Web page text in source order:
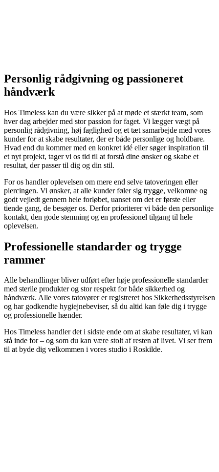
Personlig rådgivning og passioneret
håndværk
Hos Timeless kan du være sikker på at møde et stærkt team, som
hver dag arbejder med stor passion for faget. Vi lægger vægt på
personlig rådgivning, høj faglighed og et tæt samarbejde med vores
kunder for at skabe resultater, der er både personlige og holdbare.
Hvad end du kommer med en konkret idé eller søger inspiration til
et nyt projekt, tager vi os tid til at forstå dine ønsker og skabe et
resultat, der passer til dig og din stil.
For os handler oplevelsen om mere end selve tatoveringen eller
piercingen. Vi ønsker, at alle kunder føler sig trygge, velkomne og
godt vejledt gennem hele forløbet, uanset om det er første eller
tiende gang, de besøger os. Derfor prioriterer vi både den personlige
kontakt, den gode stemning og en professionel tilgang til hele
oplevelsen.
Professionelle standarder og trygge
rammer
Alle behandlinger bliver udført efter høje professionelle standarder
med sterile produkter og stor respekt for både sikkerhed og
håndværk. Alle vores tatovører er registreret hos Sikkerhedsstyrelsen
og har godkendte hygiejnebeviser, så du altid kan føle dig i trygge
og professionelle hænder.
Hos Timeless handler det i sidste ende om at skabe resultater, vi kan
stå inde for – og som du kan være stolt af resten af livet. Vi ser frem
til at byde dig velkommen i vores studio i Roskilde.